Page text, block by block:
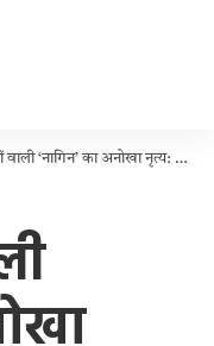
का अनोखा नृत्य: पेड़ पर लहराए ज़ुल्फें, वायरल वीडियो ने मचाई धूम